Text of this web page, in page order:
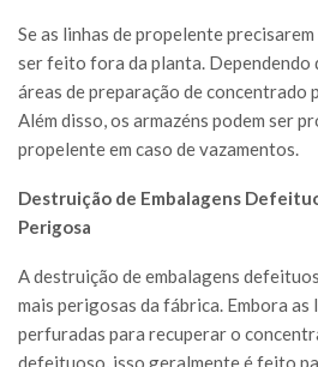
Se as linhas de propelente
ser feito fora da planta. Dependendo
áreas de preparação de concentrado
Além disso, os armazéns podem ser
propelente em caso de vazamentos.
Destruição de Embalagens
Perigosa
A destruição de embalagens
mais perigosas da fábrica. Embora as
perfuradas para recuperar o
defeituoso, isso geralmente é feito